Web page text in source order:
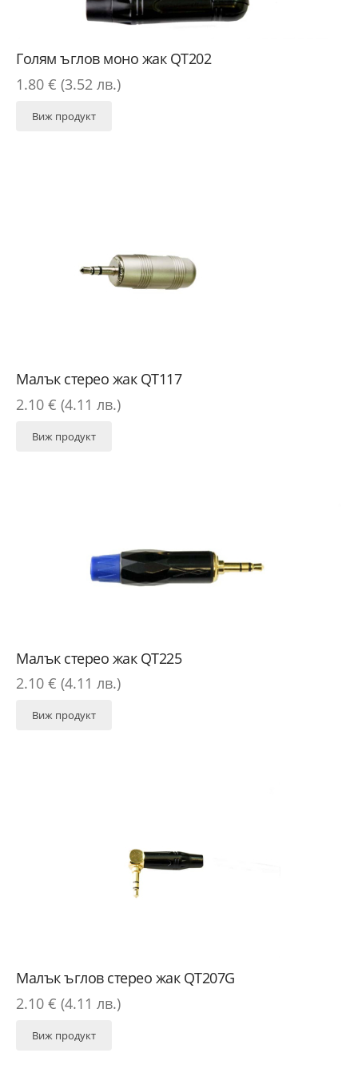
Голям ъглов моно жак QT202
1.80 € (3.52 лв.)
Виж продукт
Малък стерео жак QT117
2.10 € (4.11 лв.)
Виж продукт
Малък стерео жак QT225
2.10 € (4.11 лв.)
Виж продукт
Малък ъглов стерео жак QT207G
2.10 € (4.11 лв.)
Виж продукт